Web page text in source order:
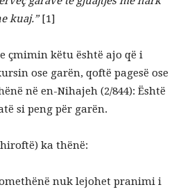
kuaj.”[1]
çmimin këtu është ajo që i
ose garën, qoftë pagesë ose
në en-Nihajeh (2/844): Është
si peng për garën.
ka thënë:
nuk lejohet pranimi i